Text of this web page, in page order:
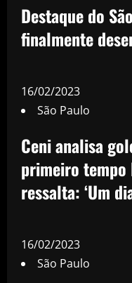
Destaque do
finalmente
16/02/2023
São Paulo
Ceni analisa
primeiro
ressalta: ‘Um
16/02/2023
São Paulo